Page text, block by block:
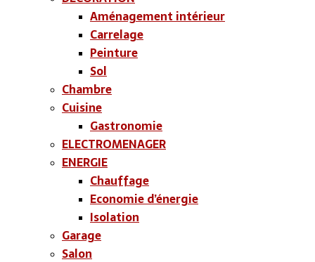
Aménagement intérieur
Carrelage
Peinture
Sol
Chambre
Cuisine
Gastronomie
ELECTROMENAGER
ENERGIE
Chauffage
Economie d’énergie
Isolation
Garage
Salon